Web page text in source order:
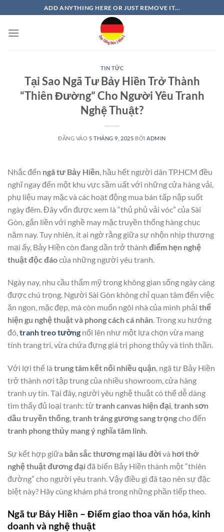
qua
nội
ADD ANYTHING HERE OR JUST REMOVE IT...
TIN TỨC
Tại Sao Ngã Tư Bảy Hiền Trở Thành
“Thiên Đường” Cho Người Yêu Tranh
Nghệ Thuật?
ĐĂNG VÀO 5 THÁNG 9, 2025 BỞI ADMIN
Nhắc đến ngã tư Bảy Hiền , hầu hết người dân TP.HCM đều
nghĩ ngay đến một khu vực sầm uất với những cửa hàng vải,
phụ liệu may mặc và các hoạt động mua bán tấp nập suốt
ngày đêm. Đây vốn được xem là “thủ phủ vải vóc” của Sài
Gòn, gắn liền với nghề may mặc truyền thống hàng chục
năm nay. Tuy nhiên, ít ai ngờ rằng giữa sự nhộn nhịp thương
mại ấy, Bảy Hiền còn đang dần trở thành điểm hẹn nghệ
thuật độc đáocủa những người yêu tranh.
Ngày nay, nhu cầu thẩm mỹ trong không gian sống ngày càng
được chú trọng. Người Sài Gòn không chỉ quan tâm đến việc
ăn ngon, mặc đẹp, mà còn muốn ngôi nhà của mình phải thể
hiện gu nghệ thuật và phong cách cá nhân. Trong xu hướng
đó,tranh treo tường nổi lên như một lựa chọn vừa mang
tính trang trí, vừa chứa đựng giá trị phong thủy và tinh thần.
Với lợi thế là trung tâm kết nối nhiều quận, ngã tư Bảy Hiền
trở thành nơi tập trung của nhiều showroom, cửa hàng
tranh uy tín. Tại đây, người yêu nghệ thuật có thể dễ dàng
tìm thấy đủ loại tranh: từtranh canvas hiện đại,tranh sơn
dầu truyền thống,tranh tráng gương sang trọngcho đến
tranh phong thủy mang ý nghĩa tâm linh.
Sự kết hợp giữa bản sắc thương mại lâu đờivà hơi thở
nghệ thuật đương đạiđã biến Bảy Hiền thành một “thiên
đường” cho người yêu tranh. Vậy điều gì đã tạo nên sự đặc
biệt này? Hãy cùng khám phá trong những phần tiếp theo.
Ngã tư Bảy Hiền – Điểm giao thoa văn hóa, kinh
doanh và nghệ thuật